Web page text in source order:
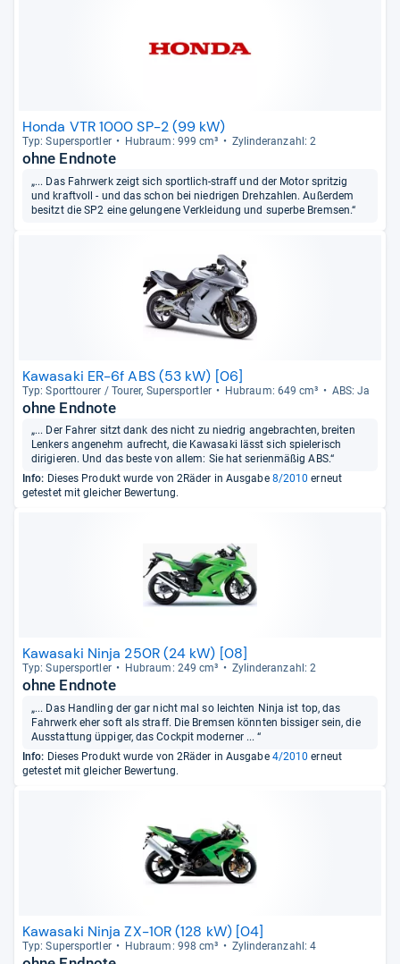
Honda VTR 1000 SP-2 (99 kW)
Typ: Super­sport­ler Hub­raum: 999 cm³ Zylin­deran­zahl: 2
ohne Endnote
„... Das Fahrwerk zeigt sich sportlich-straff und der Motor spritzig
und kraftvoll - und das schon bei niedrigen Drehzahlen. Außerdem
besitzt die SP2 eine gelungene Verkleidung und superbe Bremsen.“
Kawasaki ER-6f ABS (53 kW) [06]
Typ: Sport­tou­rer / Tou­rer, Super­sport­ler Hub­raum: 649 cm³ ABS: Ja
ohne Endnote
„... Der Fahrer sitzt dank des nicht zu niedrig angebrachten, breiten
Lenkers angenehm aufrecht, die Kawasaki lässt sich spielerisch
dirigieren. Und das beste von allem: Sie hat serienmäßig ABS.“
Info: Dieses Produkt wurde von 2Räder in Ausgabe 8/2010 erneut
getestet mit gleicher Bewertung.
Kawasaki Ninja 250R (24 kW) [08]
Typ: Super­sport­ler Hub­raum: 249 cm³ Zylin­deran­zahl: 2
ohne Endnote
„... Das Handling der gar nicht mal so leichten Ninja ist top, das
Fahrwerk eher soft als straff. Die Bremsen könnten bissiger sein, die
Ausstattung üppiger, das Cockpit moderner ... “
Info: Dieses Produkt wurde von 2Räder in Ausgabe 4/2010 erneut
getestet mit gleicher Bewertung.
Kawasaki Ninja ZX-10R (128 kW) [04]
Typ: Super­sport­ler Hub­raum: 998 cm³ Zylin­deran­zahl: 4